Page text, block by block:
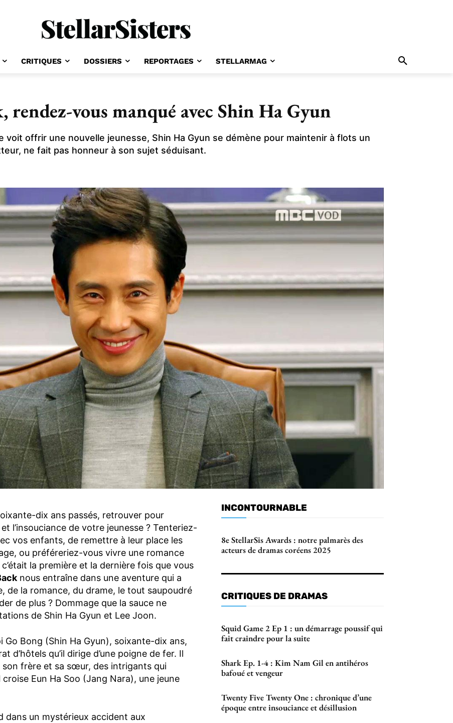
CRITIQUES DOSSIERS REPORTAGES STELLARMAG
vous manqué avec Shin Ha Gyun
voit offrir une nouvelle jeunesse, Shin Ha Gyun se démène pour maintenir à flots un
ne fait pas honneur à son sujet séduisant.
dix ans passés, retrouver pour
et l’insouciance de votre jeunesse ? Tenteriez-
vos enfants, de remettre à leur place les
ou préféreriez-vous vivre une romance
la première et la dernière fois que vous
nous entraîne dans une aventure qui a
de la romance, du drame, le tout saupoudré
de plus ? Dommage que la sauce ne
de Shin Ha Gyun et Lee Joon.
Bong (Shin Ha Gyun), soixante-dix ans,
d’hôtels qu’il dirige d’une poigne de fer. Il
frère et sa sœur, des intrigants qui
Eun Ha Soo (Jang Nara), une jeune
dans un mystérieux accident aux
INCONTOURNABLE
8e StellarSis Awards : notre palmarès des
acteurs de dramas coréens 2025
CRITIQUES DE DRAMAS
Squid Game 2 Ep 1 : un démarrage poussif qui
fait craindre pour la suite
Shark Ep. 1-4 : Kim Nam Gil en antihéros
bafoué et vengeur
Twenty Five Twenty One : chronique d’une
époque entre insouciance et désillusion